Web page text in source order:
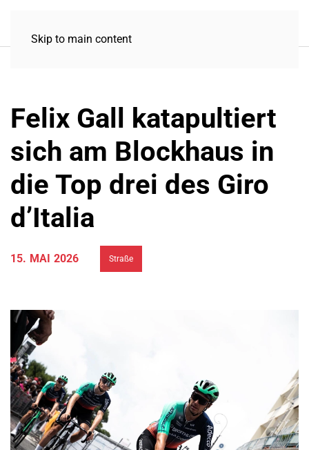
Skip to main content
Felix Gall katapultiert
sich am Blockhaus in
die Top drei des Giro
d’Italia
15. MAI 2026 Straße